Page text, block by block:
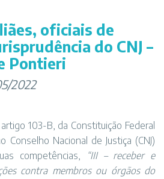
oficiais de
do CNJ –
Pontieri
2022
103-B, da Constituição Federal
Nacional de Justiça (CNJ)
competências,
“III – receber e
contra membros ou órgãos do